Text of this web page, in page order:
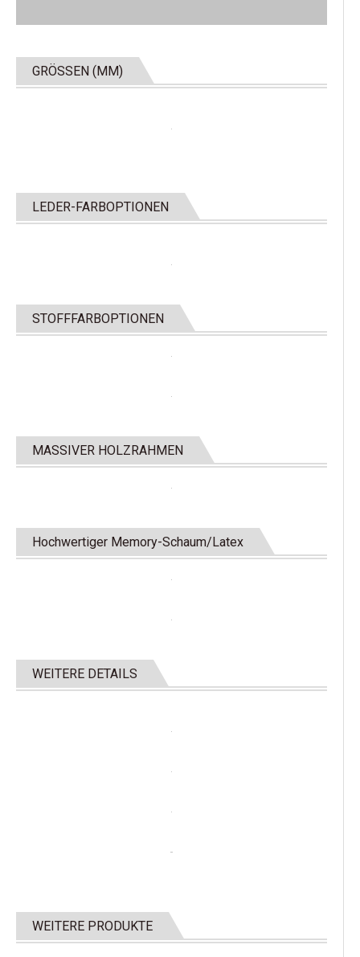
GRÖSSEN (MM)
LEDER-FARBOPTIONEN
STOFFFARBOPTIONEN
MASSIVER HOLZRAHMEN
Hochwertiger Memory-Schaum/Latex
WEITERE DETAILS
WEITERE PRODUKTE